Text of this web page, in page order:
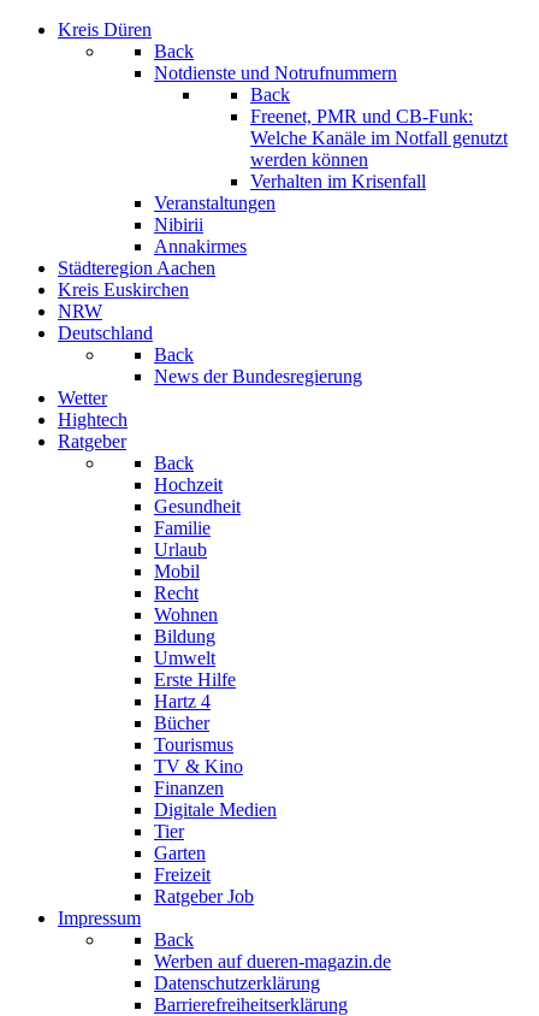
Kreis Düren
Back
Notdienste und Notrufnummern
Back
Freenet, PMR und CB-Funk:
Welche Kanäle im Notfall genutzt
werden können
Verhalten im Krisenfall
Veranstaltungen
Nibirii
Annakirmes
Städteregion Aachen
Kreis Euskirchen
NRW
Deutschland
Back
News der Bundesregierung
Wetter
Hightech
Ratgeber
Back
Hochzeit
Gesundheit
Familie
Urlaub
Mobil
Recht
Wohnen
Bildung
Umwelt
Erste Hilfe
Hartz 4
Bücher
Tourismus
TV & Kino
Finanzen
Digitale Medien
Tier
Garten
Freizeit
Ratgeber Job
Impressum
Back
Werben auf dueren-magazin.de
Datenschutzerklärung
Barrierefreiheitserklärung